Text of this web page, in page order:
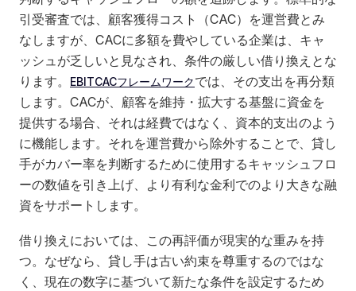
引受審査では、顧客獲得コスト（CAC）を運営費とみ
なしますが、CACに多額を費やしている企業は、キャ
ッシュが乏しいと見なされ、条件の厳しい借り換えとな
ります。
EBITCACフレームワークでは、その支出を再分類
します。CACが、顧客を維持・拡大する基盤に資金を
提供する場合、それは経費ではなく、資本的支出のよう
に機能します。それを運営費から除外することで、貸し
手がカバー率を判断するために使用するキャッシュフロ
ーの数値を引き上げ、より有利な金利でのより大きな融
資をサポートします。
借り換えにおいては、この再評価が現実的な重みを持
つ。なぜなら、貸し手は古い約束を尊重するのではな
く、現在の数字に基づいて新たな条件を設定するため